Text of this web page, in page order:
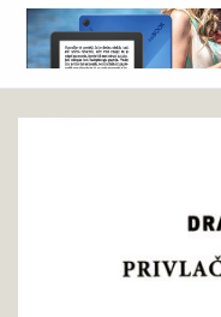
Drago
praznine